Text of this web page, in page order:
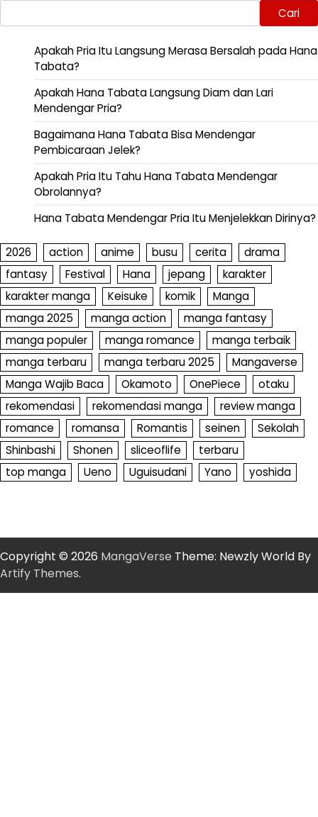
Cari
Apakah Pria Itu Langsung Merasa Bersalah pada Hana
Tabata?
Apakah Hana Tabata Langsung Diam dan Lari
Mendengar Pria?
Bagaimana Hana Tabata Bisa Mendengar
Pembicaraan Jelek?
Apakah Pria Itu Tahu Hana Tabata Mendengar
Obrolannya?
Hana Tabata Mendengar Pria Itu Menjelekkan Dirinya?
2026 action anime busu cerita
drama
fantasy
Festival Hana jepang
karakter
karakter manga
Keisuke komik
Manga
manga 2025
manga action
manga fantasy
manga populer
manga romance
manga terbaik
manga terbaru
manga terbaru 2025
Mangaverse
Manga Wajib Baca
Okamoto OnePiece
otaku
rekomendasi
rekomendasi manga
review manga
romance
romansa Romantis seinen
Sekolah
Shinbashi
Shonen sliceoflife
terbaru
top manga
Ueno Uguisudani Yano yoshida
Copyright © 2026 MangaVerse Theme: Newzly World By
Artify Themes.